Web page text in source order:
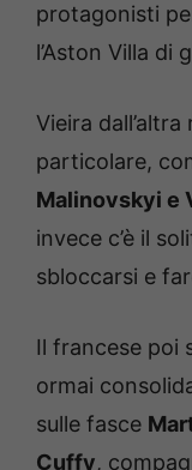
protagonisti
l’Aston Villa di
Vieira
particolare,
Malinovskyi e
invece c’è il
sbloccarsi e
Il francese poi
ormai
sulle fasce
Cuffy,